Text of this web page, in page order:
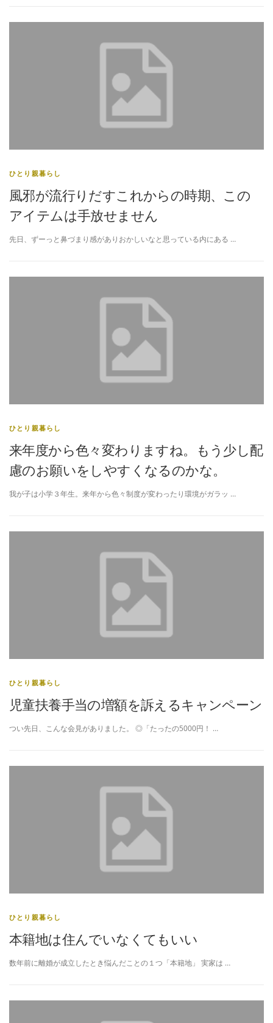
ひとり親暮らし
風邪が流行りだすこれからの時期、この
アイテムは手放せません
先日、ずーっと鼻づまり感がありおかしいなと思っている内にある …
ひとり親暮らし
来年度から色々変わりますね。もう少し配
慮のお願いをしやすくなるのかな。
我が子は小学３年生。来年から色々制度が変わったり環境がガラッ …
ひとり親暮らし
児童扶養手当の増額を訴えるキャンペーン
つい先日、こんな会見がありました。 ◎「たったの5000円！ …
ひとり親暮らし
本籍地は住んでいなくてもいい
数年前に離婚が成立したとき悩んだことの１つ「本籍地」 実家は …